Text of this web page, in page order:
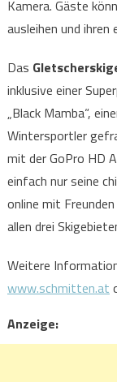
Kamera. Gäste
ausleihen und ihren
Das
inklusive einer
„Black Mamba“,
Wintersportler
mit der GoPro HD
einfach nur seine
online mit
allen drei
Weitere
www.schmitten.at
Anzeige: